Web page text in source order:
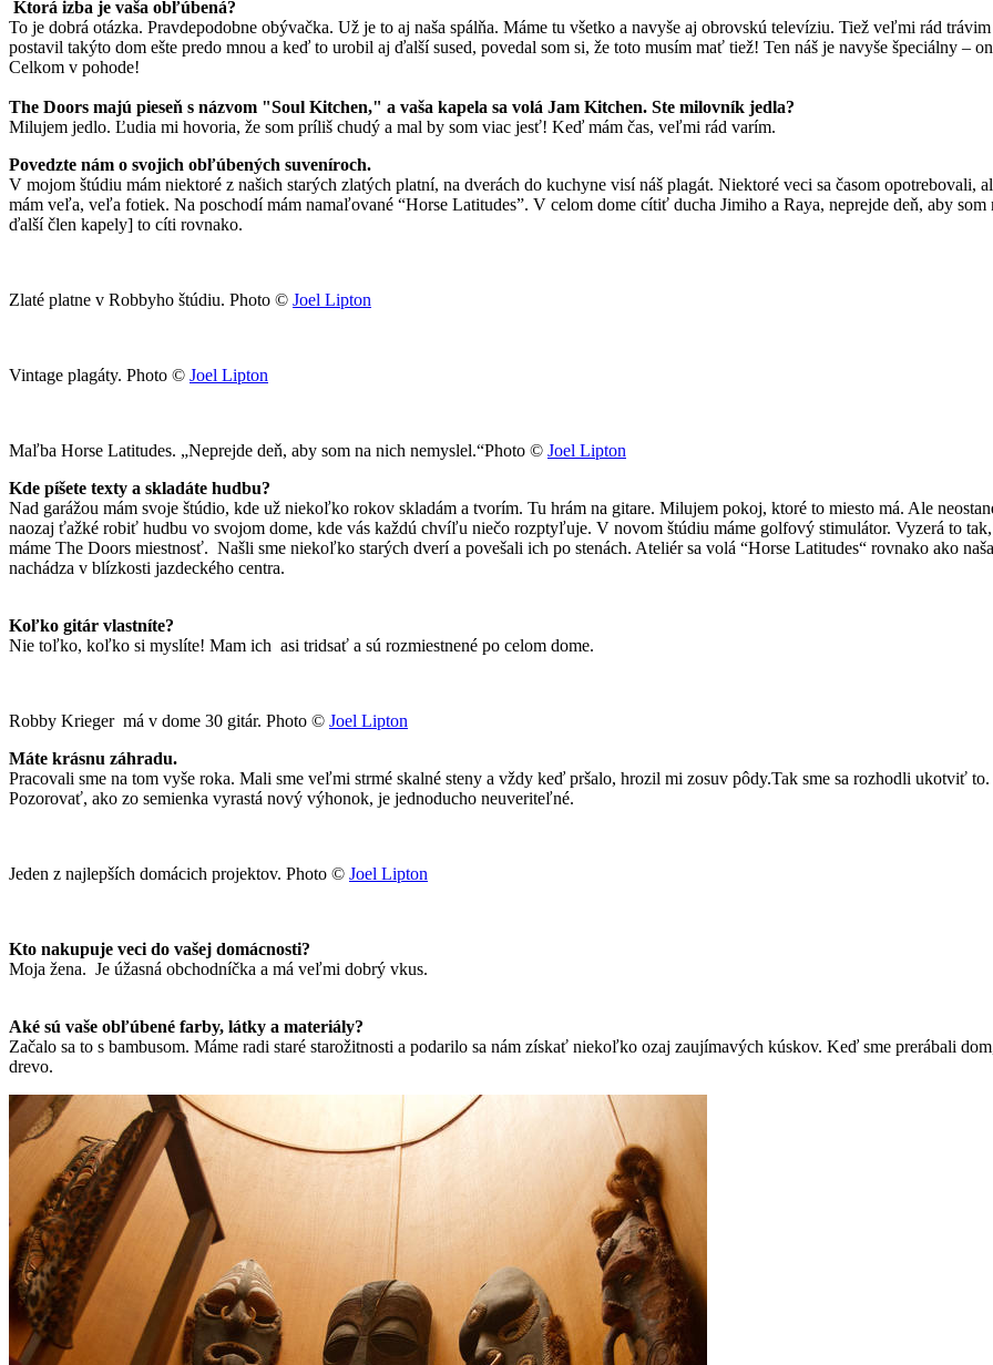
Ktorá izba je vaša obľúbená?
To je dobrá otázka. Pravdepodobne obývačka. Už je to aj naša spálňa. Máme tu všetko a navyše aj obrovskú televíziu. Tiež veľmi rád
postavil takýto dom ešte predo mnou a keď to urobil aj ďalší sused, povedal som si, že toto musím mať tiež! Ten náš je navyše špeciálny –
Celkom v pohode!
The Doors majú pieseň s názvom "Soul Kitchen," a vaša kapela sa volá Jam Kitchen. Ste milovník jedla?
Milujem jedlo. Ľudia mi hovoria, že som príliš chudý a mal by som viac jesť! Keď mám čas, veľmi rád varím.
Povedzte nám o svojich obľúbených suveníroch.
V mojom štúdiu mám niektoré z našich starých zlatých platní, na dverách do kuchyne visí náš plagát. Niektoré veci sa časom opotrebovali,
mám veľa, veľa fotiek. Na poschodí mám namaľované “Horse Latitudes”. V celom dome cítiť ducha Jimiho a Raya, neprejde deň, aby
ďalší člen kapely] to cíti rovnako.
Zlaté platne v Robbyho štúdiu. Photo © Joel Lipton
Vintage plagáty. Photo © Joel Lipton
Maľba Horse Latitudes. „Neprejde deň, aby som na nich nemyslel.“Photo © Joel Lipton
Kde píšete texty a skladáte hudbu?
Nad garážou mám svoje štúdio, kde už niekoľko rokov skladám a tvorím. Tu hrám na gitare. Milujem pokoj, ktoré to miesto má. Ale
naozaj ťažké robiť hudbu vo svojom dome, kde vás každú chvíľu niečo rozptyľuje. V novom štúdiu máme golfový stimulátor. Vyzerá to
máme The Doors miestnosť. Našli sme niekoľko starých dverí a povešali ich po stenách. Ateliér sa volá “Horse Latitudes“ rovnako ako
nachádza v blízkosti jazdeckého centra.
Koľko gitár vlastníte?
Nie toľko, koľko si myslíte! Mam ich asi tridsať a sú rozmiestnené po celom dome.
Robby Krieger má v dome 30 gitár. Photo © Joel Lipton
Máte krásnu záhradu.
Pracovali sme na tom vyše roka. Mali sme veľmi strmé skalné steny a vždy keď pršalo, hrozil mi zosuv pôdy.Tak sme sa rozhodli ukotviť
Pozorovať, ako zo semienka vyrastá nový výhonok, je jednoducho neuveriteľné.
Jeden z najlepších domácich projektov. Photo © Joel Lipton
Kto nakupuje veci do vašej domácnosti?
Moja žena. Je úžasná obchodníčka a má veľmi dobrý vkus.
Aké sú vaše obľúbené farby, látky a materiály?
Začalo sa to s bambusom. Máme radi staré starožitnosti a podarilo sa nám získať niekoľko ozaj zaujímavých kúskov. Keď sme prerábali
drevo.